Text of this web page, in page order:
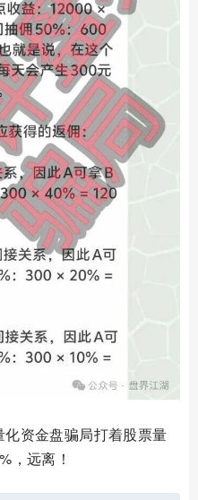
资金盘骗局打着股票量
，远离！